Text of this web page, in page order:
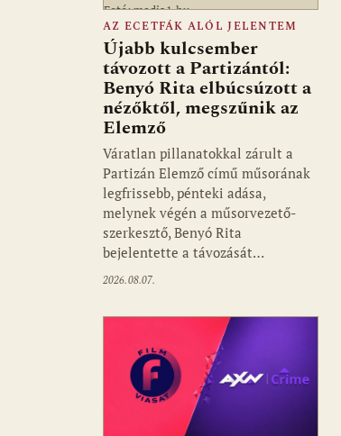
Fotó: media1.hu
AZ ECETFÁK ALÓL JELENTEM
Újabb kulcsember
távozott a Partizántól:
Benyó Rita elbúcsúzott a
nézőktől, megszűnik az
Elemző
Váratlan pillanatokkal zárult a
Partizán Elemző című műsorának
legfrissebb, pénteki adása,
melynek végén a műsorvezető-
szerkesztő, Benyó Rita
bejelentette a távozását…
2026.08.07.